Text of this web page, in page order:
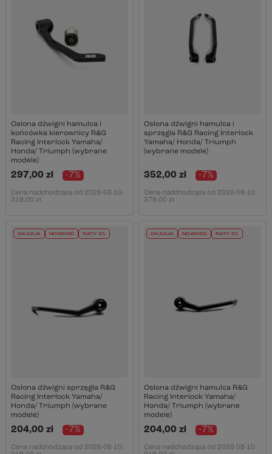
Osłona dźwigni hamulca i
końcówka kierownicy R&G
Racing Interlock Yamaha/
Honda/ Triumph (wybrane
modele)
297,00 zł -7%
Cena nadchodząca od 2026-08-10:
319,00 zł
Osłona dźwigni hamulca i
sprzęgła R&G Racing Interlock
Yamaha/ Honda/ Triumph
(wybrane modele)
352,00 zł -7%
Cena nadchodząca od 2026-08-10:
379,00 zł
OKAZJA NOWOŚĆ RATY 0%
Osłona dźwigni sprzęgła R&G
Racing Interlock Yamaha/
Honda/ Triumph (wybrane
modele)
204,00 zł -7%
Cena nadchodząca od 2026-08-10:
OKAZJA NOWOŚĆ RATY 0%
Osłona dźwigni hamulca R&G
Racing Interlock Yamaha/
Honda/ Triumph (wybrane
modele)
204,00 zł -7%
Cena nadchodząca od 2026-08-10: